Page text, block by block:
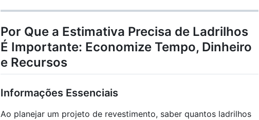
Por Que a Estimativa Precisa de Ladrilhos
É Importante: Economize Tempo, Dinheiro
e Recursos
Informações Essenciais
Ao planejar um projeto de revestimento, saber quantos ladrilhos